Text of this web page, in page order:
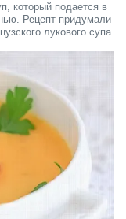
который подается в
Рецепт придумали
лукового супа.